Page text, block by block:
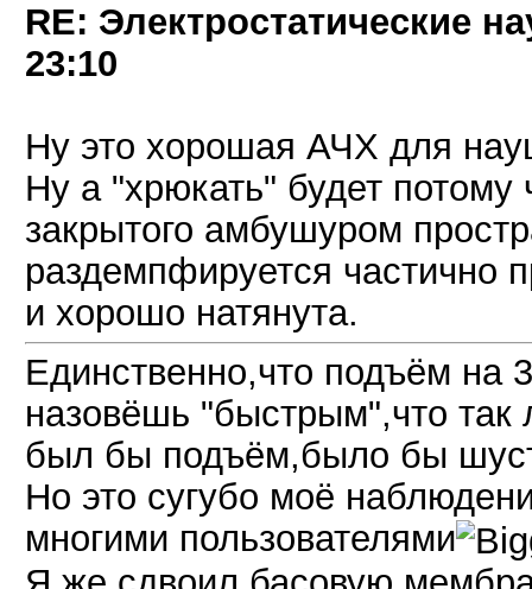
RE: Электростатические
23:10
Ну это хорошая АЧХ для
Ну а "хрюкать" будет потому
закрытого амбушуром
раздемпфируется частично
и хорошо натянута.
Единственно,что подъём на
назовёшь "быстрым",что
был бы подъём,было бы
Но это сугубо моё
многими пользователями